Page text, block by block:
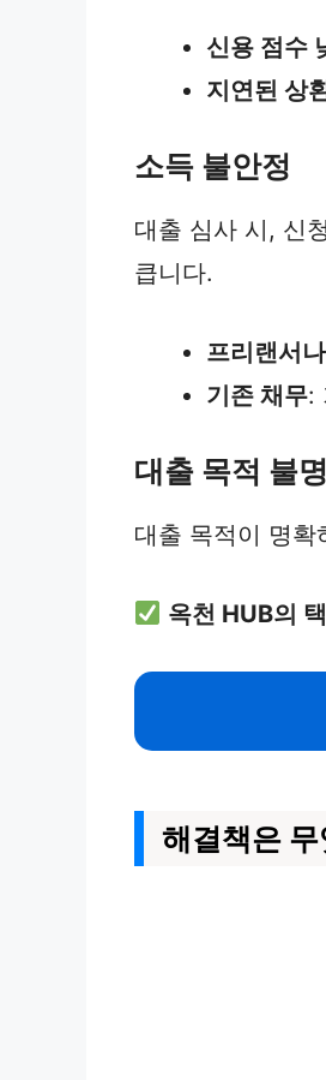
신용 점수
지연된 상
소득 불안정
대출 심사 시, 신
큽니다.
프리랜서
기존 채무:
대출 목적 불
대출 목적이 명
옥천 HUB의
해결책은